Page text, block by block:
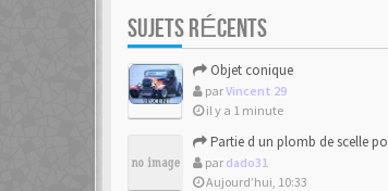
SUJETS RÉCENTS
Objet conique
parVincent 29
il y a 1 minute
Partie d un plomb de scelle pour de la chaux hydraulique
par dado31
Aujourd’hui, 10:33